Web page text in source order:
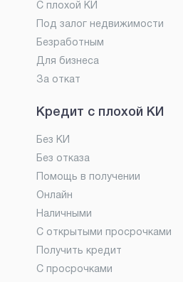
С плохой КИ
Под залог недвижимости
Безработным
Для бизнеса
За откат
Кредит с плохой КИ
Без КИ
Без отказа
Помощь в получении
Онлайн
Наличными
С открытыми просрочками
Получить кредит
С просрочками